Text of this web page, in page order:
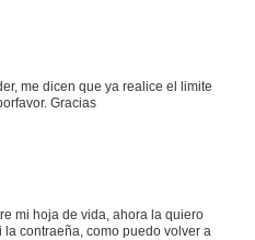
me dicen que ya realice el limite
Gracias
mi hoja de vida, ahora la quiero
contraeña, como puedo volver a